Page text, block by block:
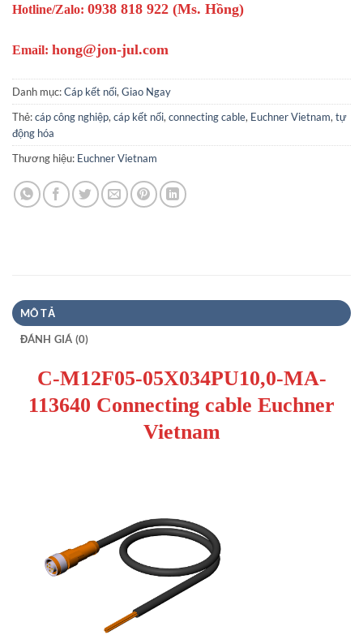
Hotline/Zalo: 0938 818 922 (Ms. Hồng)
Email: hong@jon-jul.com
Danh mục:Cáp kết nối, Giao Ngay
Thẻ:cáp công nghiệp, cáp kết nối, connecting cable, Euchner Vietnam, tự
động hóa
Thương hiệu: Euchner Vietnam
MÔ TẢ
ĐÁNH GIÁ (0)
C-M12F05-05X034PU10,0-MA-
113640 Connecting cable Euchner
Vietnam